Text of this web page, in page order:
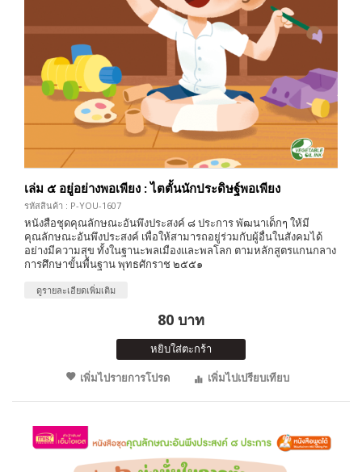
เล่ม ๕ อยู่อย่างพอเพียง : ไตตั้นนักประดิษฐ์พอเพียง
รหัสสินค้า : P-YOU-1607
หนังสือชุดคุณลักษณะอันพึงประสงค์ ๘ ประการ พัฒนาเด็กๆ ให้มี
คุณลักษณะอันพึงประสงค์ เพื่อให้สามารถอยู่ร่วมกับผู้อื่นในสังคมได้
อย่างมีความสุข ทั้งในฐานะพลเมืองและพลโลก ตามหลักสูตรแกนกลาง
การศึกษาขั้นพื้นฐาน พุทธศักราช ๒๕๕๑
ดูรายละเอียดเพิ่มเติม
80 บาท
หยิบใส่ตะกร้า
เพิ่มไปรายการโปรด
เพิ่มไปเปรียบเทียบ